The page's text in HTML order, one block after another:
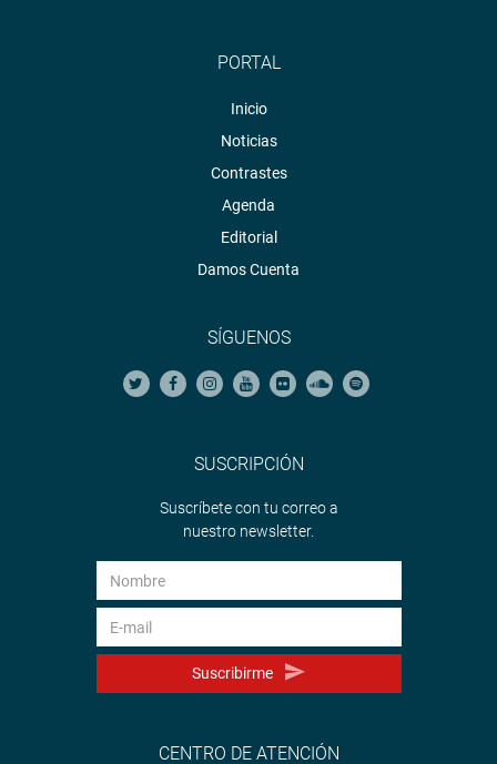
PORTAL
Inicio
Noticias
Contrastes
Agenda
Editorial
Damos Cuenta
SÍGUENOS
SUSCRIPCIÓN
Suscríbete con tu correo a
nuestro newsletter.
Suscribirme
CENTRO DE ATENCIÓN